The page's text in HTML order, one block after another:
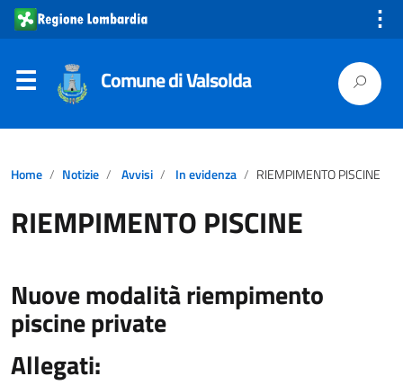
⋮
Comune di Valsolda
Home Notizie Avvisi In evidenza RIEMPIMENTO PISCINE
RIEMPIMENTO PISCINE
Nuove modalità riempimento
piscine private
Allegati: